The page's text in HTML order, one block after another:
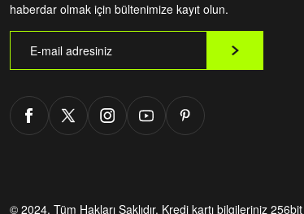
haberdar olmak için bültenimize kayıt olun.
© 2024. Tüm Hakları Saklıdır. Kredi kartı bilgileriniz